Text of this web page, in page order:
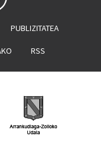
PUBLIZITATEA
RSS